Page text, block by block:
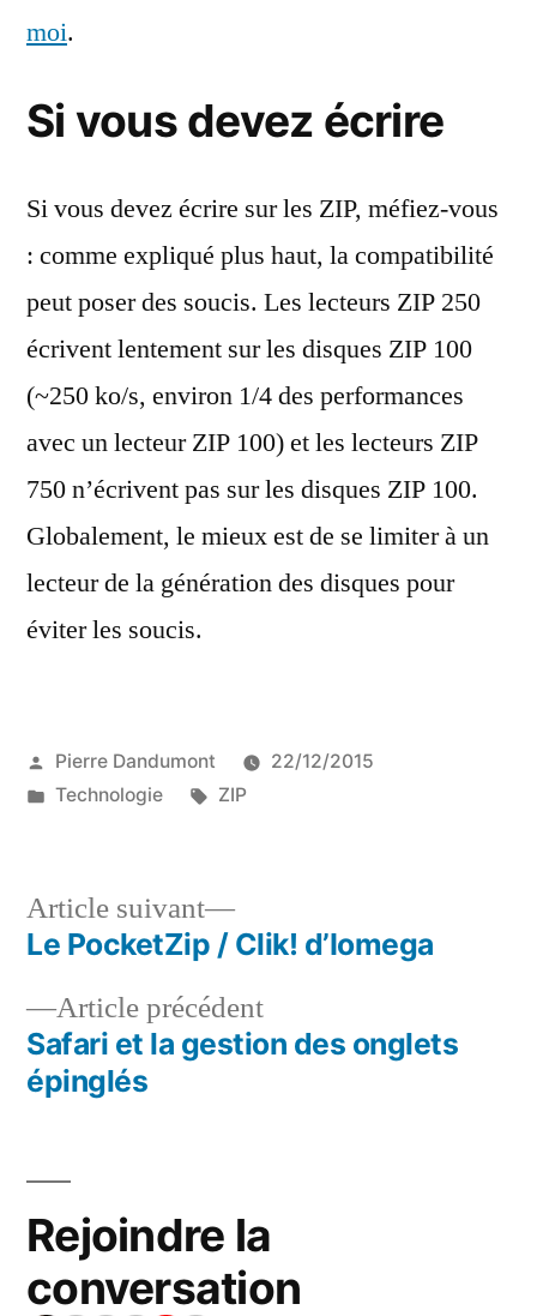
moi.
Si vous devez écrire
Si vous devez écrire sur les ZIP, méfiez-vous
: comme expliqué plus haut, la compatibilité
peut poser des soucis. Les lecteurs ZIP 250
écrivent lentement sur les disques ZIP 100
(~250 ko/s, environ 1/4 des performances
avec un lecteur ZIP 100) et les lecteurs ZIP
750 n’écrivent pas sur les disques ZIP 100.
Globalement, le mieux est de se limiter à un
lecteur de la génération des disques pour
éviter les soucis.
Publié
par
Pierre Dandumont
22/12/2015
Publié
Technologie Étiquettes :
ZIP
Navigation
de
l’article
Article précédentArticle
précédent :
Safari et la gestion des onglets
épinglés
Article suivant
Article
suivant :
Le PocketZip / Clik! d’Iomega
Rejoindre la
conversation